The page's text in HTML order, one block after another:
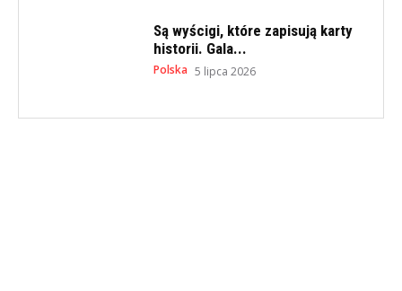
Są wyścigi, które zapisują karty
historii. Gala...
Polska 5 lipca 2026